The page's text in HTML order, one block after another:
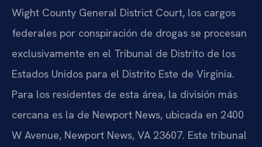
Wight County General District Court, los cargos
federales por conspiración de drogas se procesan
exclusivamente en el Tribunal de Distrito de los
Estados Unidos para el Distrito Este de Virginia.
Para los residentes de esta área, la división más
cercana es la de Newport News, ubicada en 2400
W Avenue, Newport News, VA 23607. Este tribunal